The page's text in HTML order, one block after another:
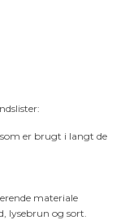
er brugt i langt de
materiale
lysebrun og sort.